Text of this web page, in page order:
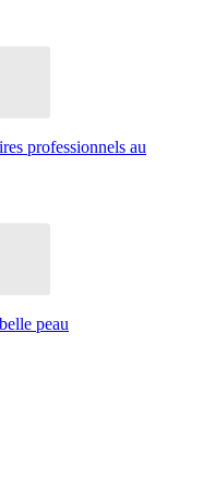
professionnels au
peau